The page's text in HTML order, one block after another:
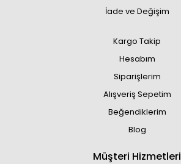
İade ve Değişim
Kargo Takip
Hesabım
Siparişlerim
Alışveriş Sepetim
Beğendiklerim
Blog
Müşteri Hizmetleri